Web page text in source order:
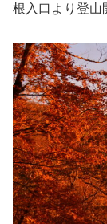
根入口より登山